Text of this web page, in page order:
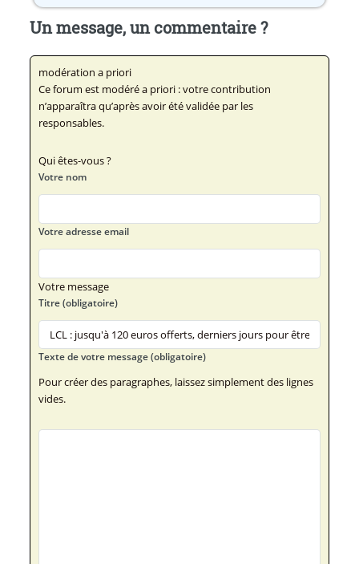
Un message, un commentaire ?
modération a priori
Ce forum est modéré a priori : votre contribution
n’apparaîtra qu’après avoir été validée par les
responsables.
Qui êtes-vous ?
Votre nom
Votre adresse email
Votre message
Titre (obligatoire)
Texte de votre message (obligatoire)
Pour créer des paragraphes, laissez simplement des lignes
vides.